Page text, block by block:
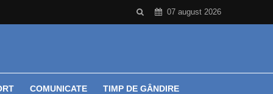
07 august 2026
COMUNICATE TIMP DE GÂNDIRE